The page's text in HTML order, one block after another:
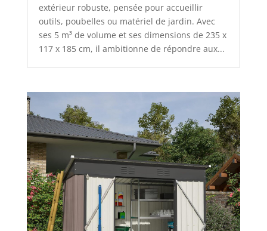
extérieur robuste, pensée pour accueillir
outils, poubelles ou matériel de jardin. Avec
ses 5 m³ de volume et ses dimensions de 235 x
117 x 185 cm, il ambitionne de répondre aux...